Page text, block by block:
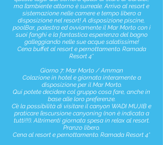
ma l’ambiente attorno è surreale. Arrivo al resort e
sistemazione nelle camere e tempo libero a
disposizione nel resort! A disposizione piscine,
poolBar, palestra ed ovviamente il Mar Morto con i
suoi fanghi e la fantastica esperienza del bagno
galleggiando nelle sue acque salatissime!
Cena buffet al resort e pernottamento. Ramada
Resort 4*
Giorno 7: Mar Morto / Amman
Colazione in hotel e giornata interamente a
disposizione per il Mar Morto.
Qui potete decidere col gruppo cosa fare, anche in
base alle loro preferenze.
C’è la possibilità di visitare il canyon WADI MUJIB e
praticare l’escursione canyoning (non è indicata a
tutti!!!). Altrimenti giornata spesa in relax al resort.
Pranzo libero.
Cena al resort e pernottamento. Ramada Resort 4*